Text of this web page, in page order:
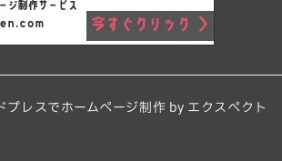
レスでホームページ制作 by エクスペクト